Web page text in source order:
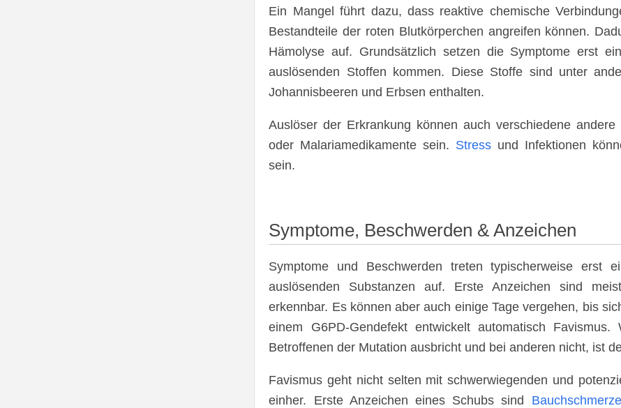
Ein Mangel führt dazu, dass reaktive chemische
Bestandteile der roten Blutkörperchen angreifen können.
Hämolyse auf. Grundsätzlich setzen die Symptome erst
auslösenden Stoffen kommen. Diese Stoffe sind unter
Johannisbeeren und Erbsen enthalten.
Auslöser der Erkrankung können auch verschiedene
oder Malariamedikamente sein. Stress und Infektionen
sein.
Symptome, Beschwerden & Anzeichen
Symptome und Beschwerden treten typischerweise erst
auslösenden Substanzen auf. Erste Anzeichen sind
erkennbar. Es können aber auch einige Tage vergehen, bis
einem G6PD-Gendefekt entwickelt automatisch
Betroffenen der Mutation ausbricht und bei anderen nicht, ist
Favismus geht nicht selten mit schwerwiegenden und
einher. Erste Anzeichen eines Schubs sind